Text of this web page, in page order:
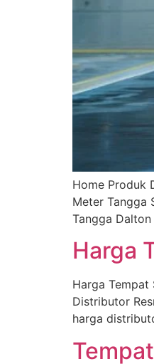
Home Produk
Meter Tangga
Tangga
Harga
Harga Tempat
Distributor
harga